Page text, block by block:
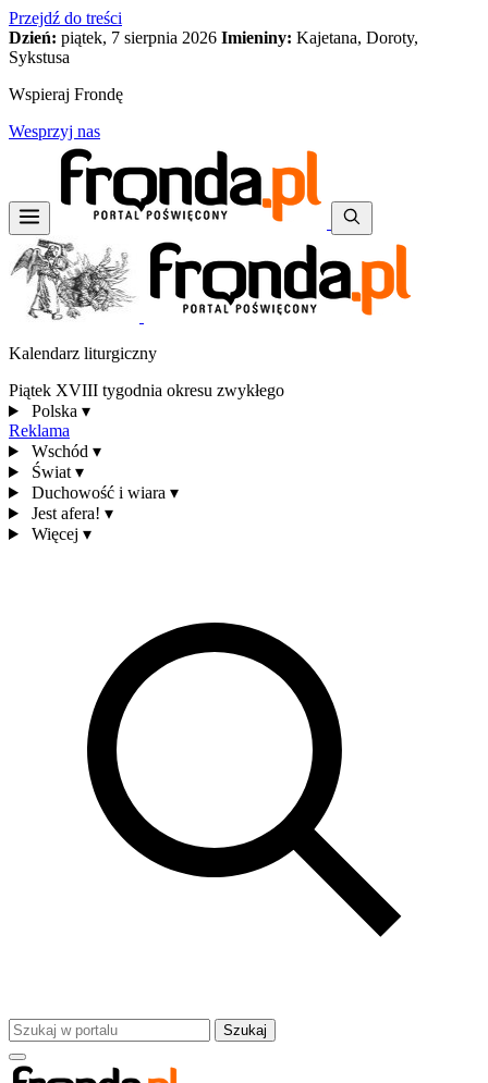
Przejdź do treści
Dzień: piątek, 7 sierpnia 2026 Imieniny: Kajetana, Doroty,
Sykstusa
Wspieraj Frondę
Wesprzyj nas
Kalendarz liturgiczny
Piątek XVIII tygodnia okresu zwykłego
Polska ▾
Reklama
Wschód ▾
Świat ▾
Duchowość i wiara ▾
Jest afera! ▾
Więcej ▾
Szukaj